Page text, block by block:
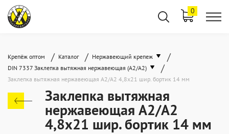
0
Крепёж оптом / Каталог / Нержавеющий крепеж /
DIN 7337 Заклепка вытяжная нержавеющая (A2/A2) /
Заклепка вытяжная нержавеющая A2/A2 4,8x21 шир. бортик 14 мм
Заклепка вытяжная
нержавеющая A2/A2
4,8x21 шир. бортик 14 мм